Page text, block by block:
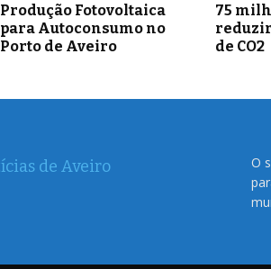
Produção Fotovoltaica
para Autoconsumo no
Porto de Aveiro
75
reduzir
de CO2
O